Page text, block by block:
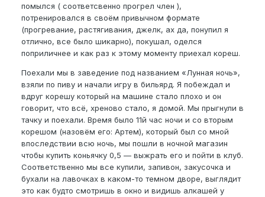
помылся ( соответсвенно прогрел член ),
потренировался в своём привычном формате
(прогревание, растягивания, джелк, ах да, понупил я
отлично, все было шикарно), покушал, оделся
поприличнее и как раз к этому моменту приехал кореш.
Поехали мы в заведение под названием «Лунная ночь»,
взяли по пиву и начали игру в бильярд. Я побеждал и
вдруг корешу который на машине стало плохо и он
говорит, что всё, хреново стало, я домой. Мы прыгнули в
тачку и поехали. Время было 11й час ночи и со вторым
корешом (назовём его: Артем), который был со мной
впоследствии всю ночь, мы пошли в ночной магазин
чтобы купить коньячку 0,5 — выжрать его и пойти в клуб.
Соответственно мы все купили, запивон, закусочка и
бухали на лавочках в каком-то темном дворе, выглядит
это как будто смотришь в окно и видишь алкашей у